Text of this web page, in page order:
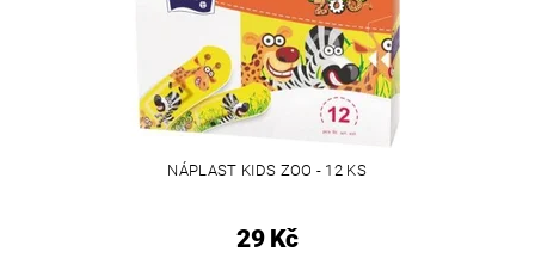
NÁPLAST KIDS ZOO - 12 KS
29 Kč